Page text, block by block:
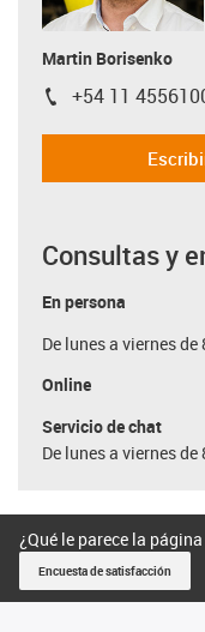
Martin Borisenko
igus-icon-phone
+54 11
Consultas y
En persona
De lunes a viernes
Online
Servicio de chat
De lunes a viernes
¿Qué le parece la
Encuesta de satisfacción